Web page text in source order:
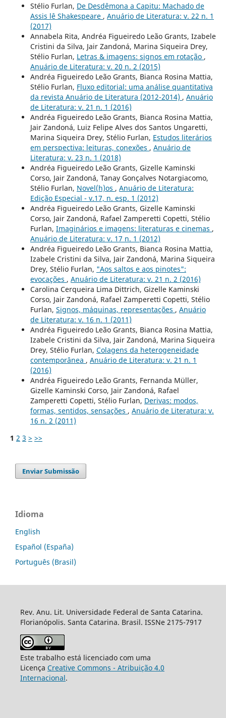
Stélio Furlan, De Desdêmona a Capitu: Machado de
Assis lê Shakespeare , Anuário de Literatura: v. 22 n. 1
(2017)
Annabela Rita, Andréa Figueiredo Leão Grants, Izabele
Cristini da Silva, Jair Zandoná, Marina Siqueira Drey,
Stélio Furlan, Letras & imagens: signos em rotação ,
Anuário de Literatura: v. 20 n. 2 (2015)
Andréa Figueiredo Leão Grants, Bianca Rosina Mattia,
Stélio Furlan, Fluxo editorial: uma análise quantitativa
da revista Anuário de Literatura (2012-2014) , Anuário
de Literatura: v. 21 n. 1 (2016)
Andréa Figueiredo Leão Grants, Bianca Rosina Mattia,
Jair Zandoná, Luiz Felipe Alves dos Santos Ungaretti,
Marina Siqueira Drey, Stélio Furlan, Estudos literários
em perspectiva: leituras, conexões , Anuário de
Literatura: v. 23 n. 1 (2018)
Andréa Figueiredo Leão Grants, Gizelle Kaminski
Corso, Jair Zandoná, Tanay Gonçalves Notargiacomo,
Stélio Furlan, Novel(h)os , Anuário de Literatura:
Edição Especial - v.17, n. esp. 1 (2012)
Andréa Figueiredo Leão Grants, Gizelle Kaminski
Corso, Jair Zandoná, Rafael Zamperetti Copetti, Stélio
Furlan, Imaginários e imagens: literaturas e cinemas ,
Anuário de Literatura: v. 17 n. 1 (2012)
Andréa Figueiredo Leão Grants, Bianca Rosina Mattia,
Izabele Cristini da Silva, Jair Zandoná, Marina Siqueira
Drey, Stélio Furlan, "Aos saltos e aos pinotes":
evocações , Anuário de Literatura: v. 21 n. 2 (2016)
Carolina Cerqueira Lima Dittrich, Gizelle Kaminski
Corso, Jair Zandoná, Rafael Zamperetti Copetti, Stélio
Furlan, Signos, máquinas, representações , Anuário
de Literatura: v. 16 n. 1 (2011)
Andréa Figueiredo Leão Grants, Bianca Rosina Mattia,
Izabele Cristini da Silva, Jair Zandoná, Marina Siqueira
Drey, Stélio Furlan, Colagens da heterogeneidade
contemporânea , Anuário de Literatura: v. 21 n. 1
(2016)
Andréa Figueiredo Leão Grants, Fernanda Müller,
Gizelle Kaminski Corso, Jair Zandoná, Rafael
Zamperetti Copetti, Stélio Furlan, Derivas: modos,
formas, sentidos, sensações , Anuário de Literatura: v.
16 n. 2 (2011)
1 2 3 > >>
Enviar Submissão
Idioma
English
Español (España)
Português (Brasil)
Rev. Anu. Lit. Universidade Federal de Santa Catarina.
Florianópolis. Santa Catarina. Brasil. ISSNe 2175-7917
Este trabalho está licenciado com uma
Licença Creative Commons - Atribuição 4.0
Internacional.